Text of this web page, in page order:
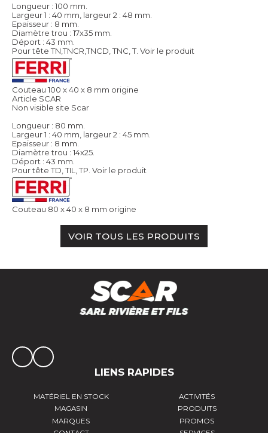
Longueur : 100 mm.
Largeur 1 : 40 mm, largeur 2 : 48 mm.
Epaisseur : 8 mm.
Diamètre trou : 17x35 mm.
Déport : 43 mm.
Pour tête TN,TNCR,TNCD, TNC, T. Voir le produit
Couteau 100 x 40 x 8 mm origine
Article SCAR
Non visible site Scar
Longueur : 80 mm.
Largeur 1 : 40 mm, largeur 2 : 45 mm.
Epaisseur : 8 mm.
Diamètre trou : 14x25.
Déport : 43 mm.
Pour tête TD, TIL, TP. Voir le produit
Couteau 80 x 40 x 8 mm origine
VOIR TOUS LES PRODUITS
LIENS RAPIDES
MATÉRIEL EN STOCK
ACTIVITÉS
MAGASIN
PRODUITS
MARQUES
PROMOS